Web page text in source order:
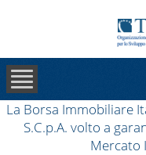
La Borsa Immobiliare
S.C.p.A. volto a
Mercato